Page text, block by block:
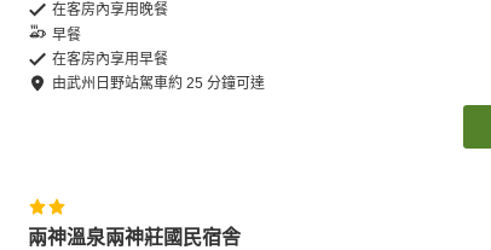
在客房內享用晚餐
早餐
在客房內享用早餐
由武州日野站駕車約25 分鐘可達
兩神溫泉兩神莊國民宿舎